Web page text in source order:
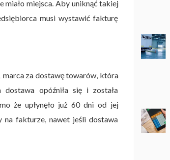
miało miejsca. Aby uniknąć takiej
musi wystawić fakturę
za dostawę towarów, która
opóźniła się i została
że upłynęło już 60 dni od jej
na fakturze, nawet jeśli dostawa